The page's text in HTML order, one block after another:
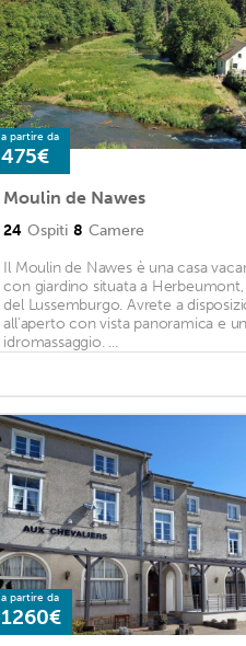
a partire da
475€
Moulin de Nawes
24 Ospiti 8 Camere
Il Moulin de Nawes è una casa
con giardino situata a
del Lussemburgo. Avrete a
all'aperto con vista panoramica e
idromassaggio. ...
a partire da
1260€